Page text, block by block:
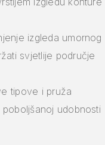
izgleda umornog
svjetlije područje
tipove i pruža
poboljšanoj udobnosti